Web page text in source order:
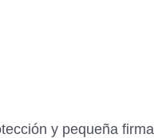
y pequeña firma